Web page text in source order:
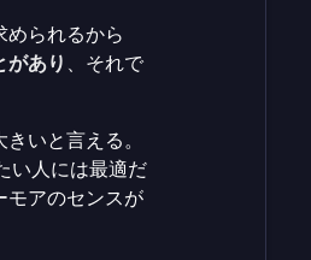
られるから
あり 、それで
いと言える。
い人には最適だ
モアのセンスが